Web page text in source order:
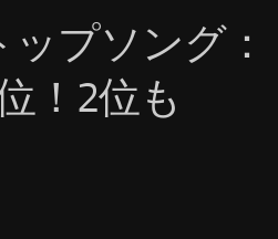
プソング：
！2位も